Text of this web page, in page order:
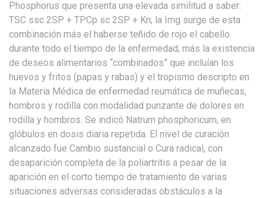
Phosphorus que presenta una elevada similitud a saber:
TSC ssc 2SP + TPCp sc 2SP + Kn; la Img surge de esta
combinación más el haberse teñido de rojo el cabello
durante todo el tiempo de la enfermedad, más la existencia
de deseos alimentarios “combinados” que incluían los
huevos y fritos (papas y rabas) y el tropismo descripto en
la Materia Médica de enfermedad reumática de muñecas,
hombros y rodilla con modalidad punzante de dolores en
rodilla y hombros. Se indicó Natrum phosphoricum, en
glóbulos en dosis diaria repetida. El nivel de curación
alcanzado fue Cambio sustancial o Cura radical, con
desaparición completa de la poliartritis a pesar de la
aparición en el corto tiempo de tratamiento de varias
situaciones adversas consideradas obstáculos a la